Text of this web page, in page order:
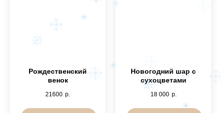
Рождественский
венок
21600 р.
Новогодний шар с
сухоцветами
18 000 р.